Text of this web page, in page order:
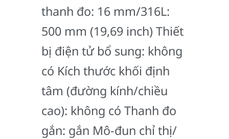
thanh đo: 16 mm/316L:
500 mm (19,69 inch) Thiết
bị điện tử bổ sung: không
có Kích thước khối định
tâm (đường kính/chiều
cao): không có Thanh đo
gắn: gắn Mô-đun chỉ thị/